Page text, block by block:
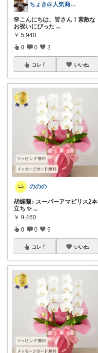
ちょき@人気商品紹介いつも購入ありがとう
🌸こんにちは、皆さん！素敵な
お祝いにぴった ...
￥ 5,940
0 0 3
コレ いいね
ののの
胡蝶蘭♪ スーパーアマビリス2本
立ち ✨ ...
￥ 9,460
0 0 9
コレ いいね